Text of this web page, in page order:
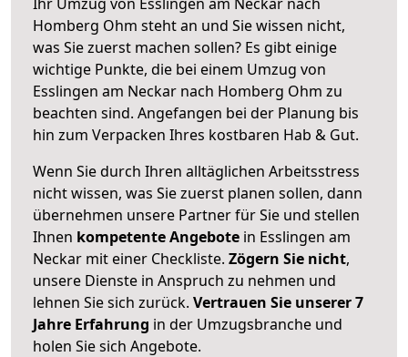
Homberg Ohm steht an und Sie wissen nicht,
was Sie zuerst machen sollen? Es gibt einige
wichtige Punkte, die bei einem Umzug von
Esslingen am Neckar nach Homberg Ohm zu
beachten sind. Angefangen bei der Planung bis
hin zum Verpacken Ihres kostbaren Hab & Gut.
Wenn Sie durch Ihren alltäglichen Arbeitsstress
nicht wissen, was Sie zuerst planen sollen, dann
übernehmen unsere Partner für Sie und stellen
Ihnen kompetente Angebote in Esslingen am
Neckar mit einer Checkliste. Zögern Sie nicht,
unsere Dienste in Anspruch zu nehmen und
lehnen Sie sich zurück. Vertrauen Sie unserer 7
Jahre Erfahrung in der Umzugsbranche und
holen Sie sich Angebote.